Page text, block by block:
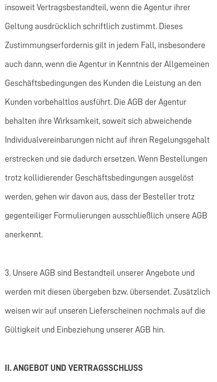
insoweit Vertragsbestandteil, wenn die Agentur ihrer
Geltung ausdrücklich schriftlich zustimmt. Dieses
Zustimmungserfordernis gilt in jedem Fall, insbesondere
auch dann, wenn die Agentur in Kenntnis der Allgemeinen
Geschäftsbedingungen des Kunden die Leistung an den
Kunden vorbehaltlos ausführt. Die AGB der Agentur
behalten ihre Wirksamkeit, soweit sich abweichende
Individualvereinbarungen nicht auf ihren Regelungsgehalt
erstrecken und sie dadurch ersetzen. Wenn Bestellungen
trotz kollidierender Geschäftsbedingungen ausgelöst
werden, gehen wir davon aus, dass der Besteller trotz
gegenteiliger Formulierungen ausschließlich unsere AGB
anerkennt.
3. Unsere AGB sind Bestandteil unserer Angebote und
werden mit diesen übergeben bzw. übersendet. Zusätzlich
weisen wir auf unseren Lieferscheinen nochmals auf die
Gültigkeit und Einbeziehung unserer AGB hin.
II. ANGEBOT UND VERTRAGSSCHLUSS